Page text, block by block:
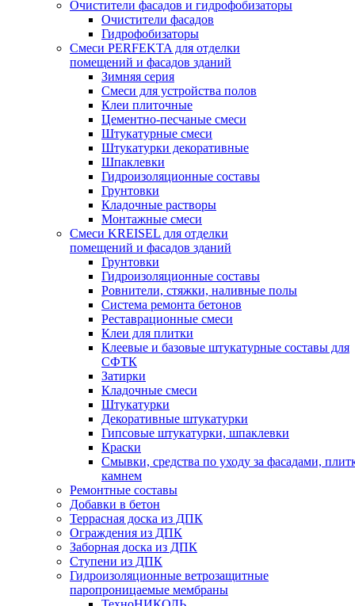
Очистители фасадов и гидрофобизаторы
Очистители фасадов
Гидрофобизаторы
Смеси PERFEKTA для отделки
помещений и фасадов зданий
Зимняя серия
Смеси для устройства полов
Клеи плиточные
Цементно-песчаные смеси
Штукатурные смеси
Штукатурки декоративные
Шпаклевки
Гидроизоляционные составы
Грунтовки
Кладочные растворы
Монтажные смеси
Смеси KREISEL для отделки
помещений и фасадов зданий
Грунтовки
Гидроизоляционные составы
Ровнители, стяжки, наливные полы
Cистема ремонта бетонов
Реставрационные смеси
Клеи для плитки
Клеевые и базовые штукатурные составы для
СФТК
Затирки
Кладочные смеси
Штукатурки
Декоративные штукатурки
Гипсовые штукатурки, шпаклевки
Краски
Смывки, средства по уходу за фасадами,
камнем
Ремонтные составы
Добавки в бетон
Террасная доска из ДПК
Ограждения из ДПК
Заборная доска из ДПК
Ступени из ДПК
Гидроизоляционные ветрозащитные
паропроницаемые мембраны